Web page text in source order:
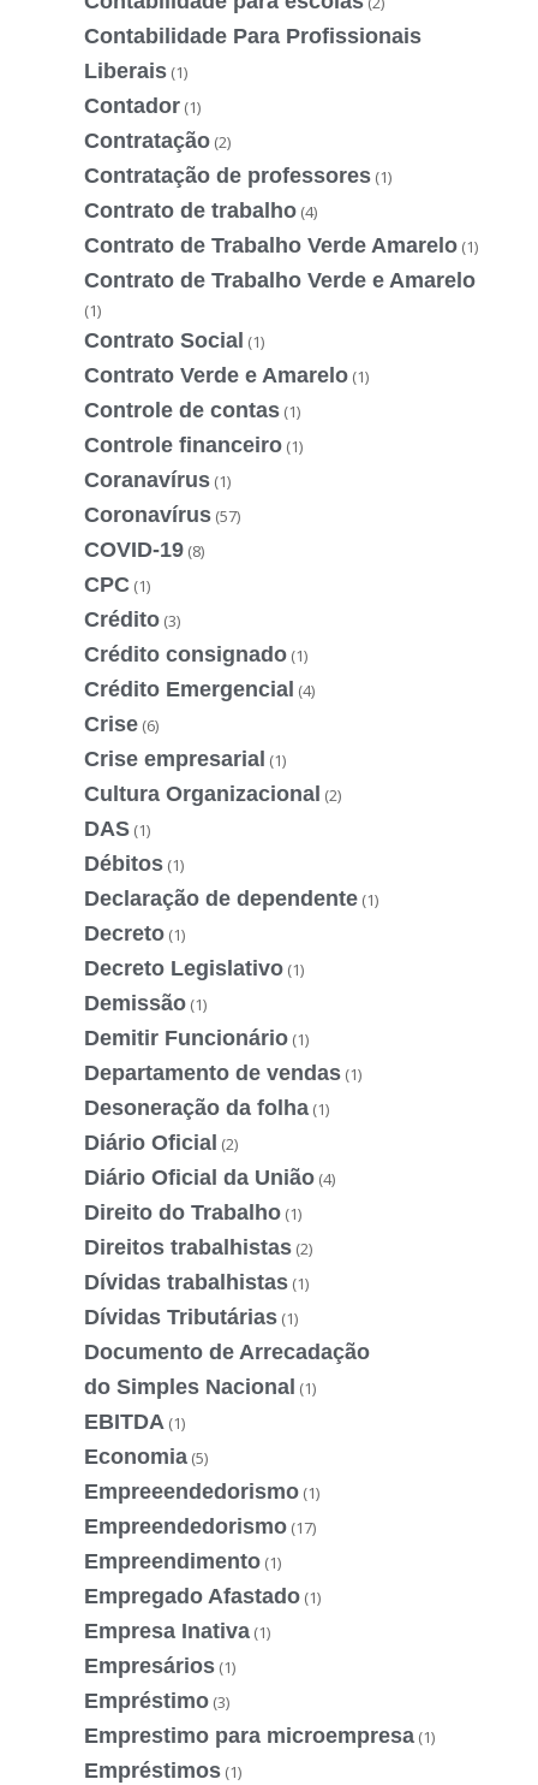
Contabilidade Para Profissionais
Liberais (1)
Contador (1)
Contratação (2)
Contratação de professores (1)
Contrato de trabalho (4)
Contrato de Trabalho Verde Amarelo (1)
Contrato de Trabalho Verde e Amarelo
(1)
Contrato Social (1)
Contrato Verde e Amarelo (1)
Controle de contas (1)
Controle financeiro (1)
Coranavírus (1)
Coronavírus (57)
COVID-19 (8)
CPC (1)
Crédito (3)
Crédito consignado (1)
Crédito Emergencial (4)
Crise (6)
Crise empresarial (1)
Cultura Organizacional (2)
DAS (1)
Débitos (1)
Declaração de dependente (1)
Decreto (1)
Decreto Legislativo (1)
Demissão (1)
Demitir Funcionário (1)
Departamento de vendas (1)
Desoneração da folha (1)
Diário Oficial (2)
Diário Oficial da União (4)
Direito do Trabalho (1)
Direitos trabalhistas (2)
Dívidas trabalhistas (1)
Dívidas Tributárias (1)
Documento de Arrecadação
do Simples Nacional (1)
EBITDA (1)
Economia (5)
Empreeendedorismo (1)
Empreendedorismo (17)
Empreendimento (1)
Empregado Afastado (1)
Empresa Inativa (1)
Empresários (1)
Empréstimo (3)
Emprestimo para microempresa (1)
Empréstimos (1)